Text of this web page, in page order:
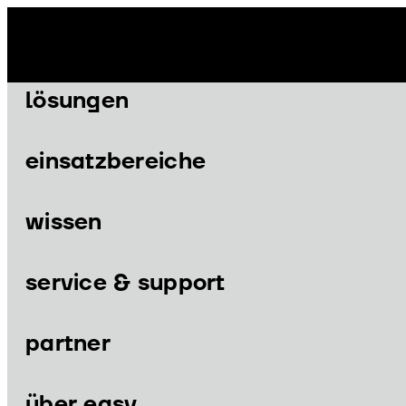
Menü
lösungen
einsatzbereiche
wissen
service & support
partner